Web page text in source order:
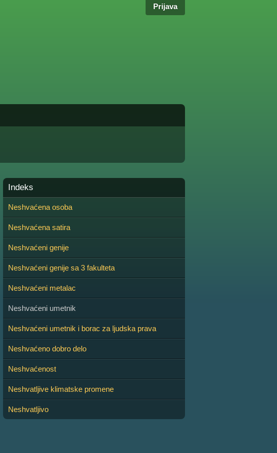
Prijava
Indeks
Neshvaćena osoba
Neshvaćena satira
Neshvaćeni genije
Neshvaćeni genije sa 3 fakulteta
Neshvaćeni metalac
Neshvaćeni umetnik
Neshvaćeni umetnik i borac za ljudska prava
Neshvaćeno dobro delo
Neshvaćenost
Neshvatljive klimatske promene
Neshvatljivo